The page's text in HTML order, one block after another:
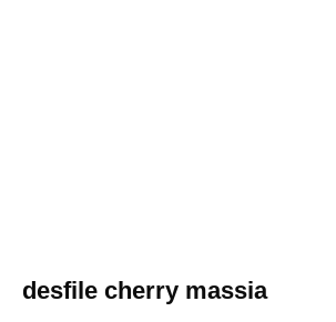
desfile cherry massia